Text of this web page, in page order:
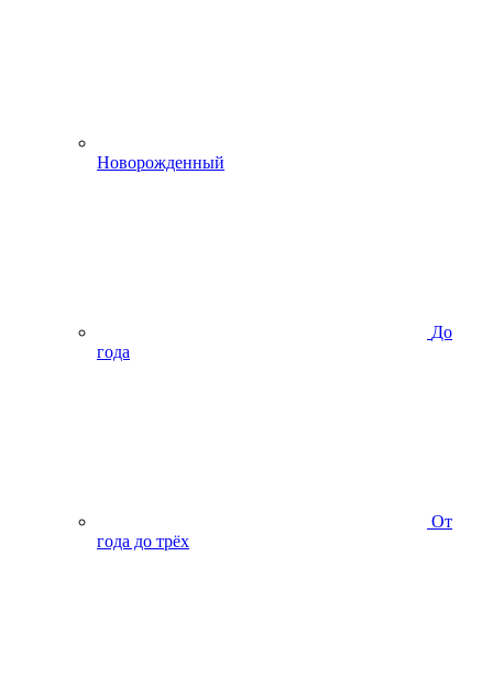
Новорожденный
До
года
От
года до трёх